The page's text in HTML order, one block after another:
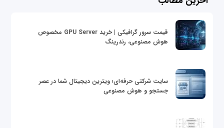
قیمت سرور گرافیکی | خرید GPU Server مخصوص
هوش مصنوعی، رندرینگ
سایت شرکتی حرفه‌ای؛ ویترین دیجیتال شما در عصر
جستجو و هوش مصنوعی